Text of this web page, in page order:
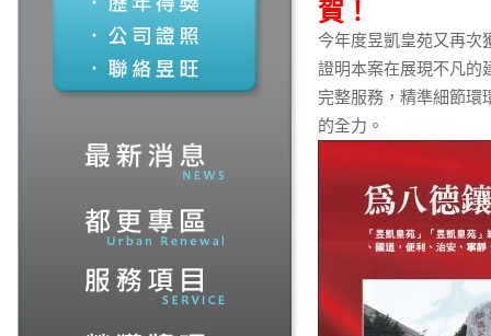
賀！
今年度昱凱皇苑又再次
證明本案在展現不凡的
完整服務，精準細節環
的全力。